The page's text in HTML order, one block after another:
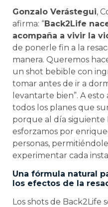
Gonzalo Verástegui,
afirma: “Back2Life
acompaña a vivir la
de ponerle fin a la
manera. Queremos
un shot bebible con
tomar antes de ir a
levantarte bien”. A esto
todos los planes que
porque al día siguiente
esforzamos por
personas,
experimentar cada
Una fórmula natural
los efectos de la
Los shots de Back2Life